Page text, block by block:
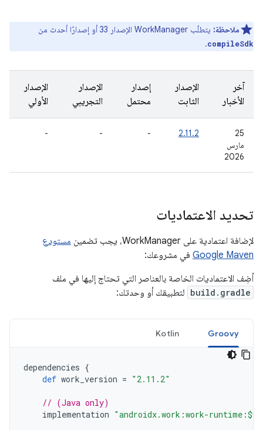
ملاحظة: يتطلّب WorkManager الإصدار 33 أو إصدارًا أحدث من
compileSdk
.
آخر
الأخبار
الإصدار
الثابت
إصدار
محتمل
الإصدار
التجريبي
الإصدار
الأولي
‫25
مارس
2026
2.11.2
-
-
-
تحديد الاعتماديات
لإضافة اعتمادية على WorkManager، يجب تضمين
مستودع
Google Maven في مشروعك:
أضِف الاعتماديات الخاصة بالعناصر التي تحتاج إليها في ملف
build.gradle لتطبيقك أو وحدتك:
Groovy
Kotlin
dependencies {
def work_version = "2.11.2"
// (Java only)
implementation "androidx.work:work-